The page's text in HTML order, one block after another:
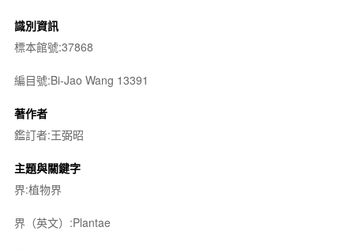
識別資訊
標本館號:37868
編目號:Bi-Jao Wang 13391
著作者
鑑訂者:王弼昭
主題與關鍵字
界:植物界
界（英文）:Plantae